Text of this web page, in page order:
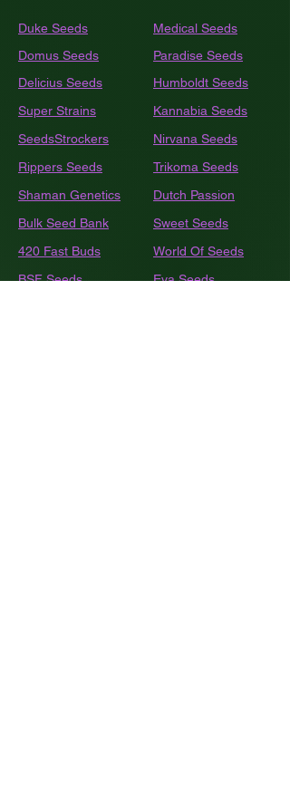
Duke Seeds
Medical Seeds
Domus Seeds
Paradise Seeds
Delicius Seeds
Humboldt Seeds
Kannabia Seeds
Super Strains
Nirvana Seeds
SeedsStrockers
Rippers Seeds
Trikoma Seeds
Shaman Genetics
Dutch Passion
Bulk Seed Bank
Sweet Seeds
420 Fast Buds
World Of Seeds
BSF Seeds
Eva Seeds